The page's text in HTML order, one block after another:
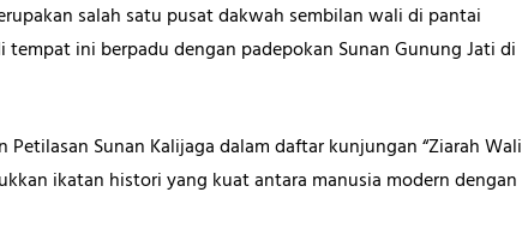
salah satu pusat dakwah sembilan wali di pantai
ini berpadu dengan padepokan Sunan Gunung Jati di
Sunan Kalijaga dalam daftar kunjungan “Ziarah Wali
ikatan histori yang kuat antara manusia modern dengan